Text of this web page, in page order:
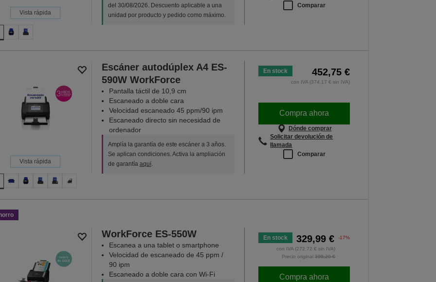
Vista rápida
del 30/08/2026. Descuento aplicable a una
unidad por producto y pedido como máximo.
Comparar
Vista rápida
Escáner autodúplex A4 ES-
590W WorkForce
Pantalla táctil de 10,9 cm
Escaneado a doble cara
Velocidad escaneado 45 ppm/90 ipm
Escaneado directo sin necesidad de
ordenador
Amplía la garantía de este escáner a 3 años.
Se aplican condiciones. Activa la ampliación
de garantía aquí.
En stock 452,75 €
con IVA (374,17 € sin IVA)
Compra ahora
Dónde comprar
Solicitar devolución de
llamada
Comparar
WorkForce ES-550W
Escanea a una tablet o smartphone
Velocidad de escaneado de 45 ppm /
90 ipm
Escaneado a doble cara con Wi-Fi
En stock 329,99 € -17%
con IVA (272,72 € sin IVA)
Precio original399,29 €
Compra ahora